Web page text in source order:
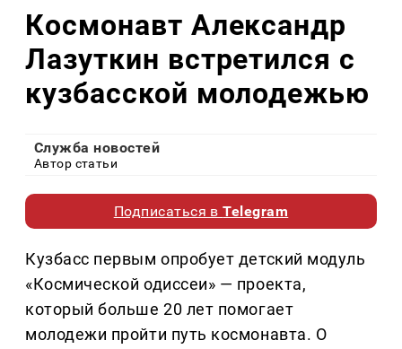
Космонавт Александр
Лазуткин встретился с
кузбасской молодежью
Служба новостей
Автор статьи
Подписаться вTelegram
Кузбасс первым опробует детский модуль
«Космической одиссеи» — проекта,
который больше 20 лет помогает
молодежи пройти путь космонавта. О